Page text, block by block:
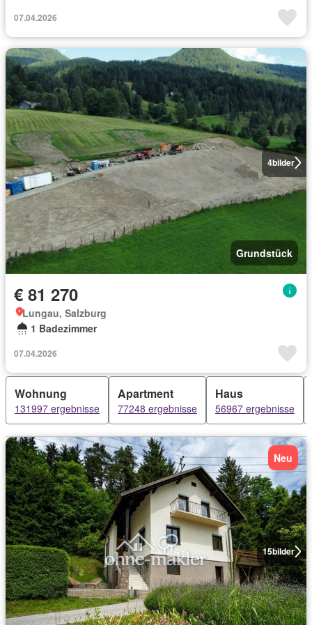
07.04.2026
4bilder
Grundstück
€ 81 270
Lungau, Salzburg
1 Badezimmer
07.04.2026
Wohnung
131997 ergebnisse
Apartment
77248 ergebnisse
Haus
56967 ergebnisse
15bilder
Neu